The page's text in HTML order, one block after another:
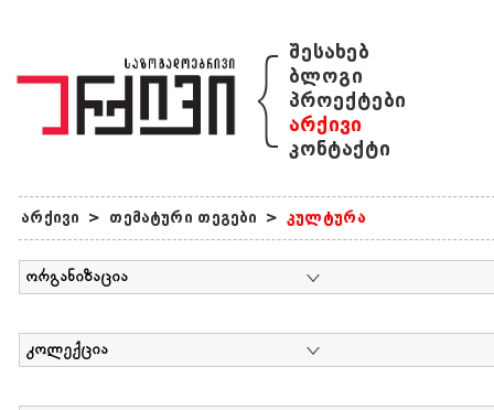
{ შესახებ
ბლოგი
პროექტები
არქივი
კონტაქტი
არქივი > თემატური თეგები > კულტურა
ორგანიზაცია
კოლექცია